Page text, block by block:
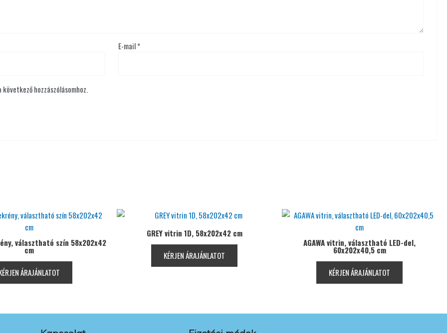
E-mail*
hozzászólásomhoz.
választható szín 58x202x42
cm
ÁRAJÁNLATOT
GREY vitrin 1D, 58x202x42 cm
KÉRJEN ÁRAJÁNLATOT
AGAWA vitrin, választható LED-del,
60x202x40,5 cm
KÉRJEN ÁRAJÁNLATOT